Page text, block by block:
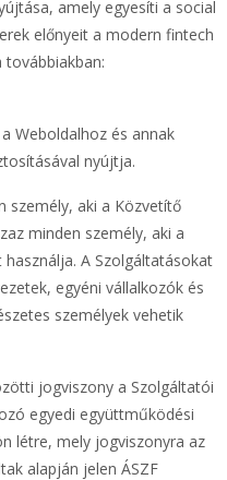
amely egyesíti a social
előnyeit a modern fintech
Weboldalhoz és annak
nyújtja.
személy, aki a Közvetítő
minden személy, aki a
A Szolgáltatásokat
egyéni vállalkozók és
személyek vehetik
jogviszony a Szolgáltatói
egyedi együttműködési
létre, mely jogviszonyra az
alapján jelen ÁSZF